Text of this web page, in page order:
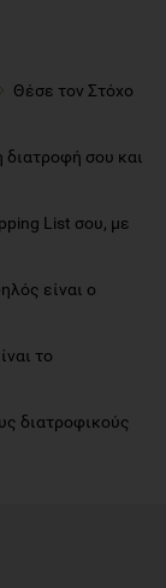
Θέσε τον Στόχο
σου και
List σου, με
είναι ο
το
διατροφικούς